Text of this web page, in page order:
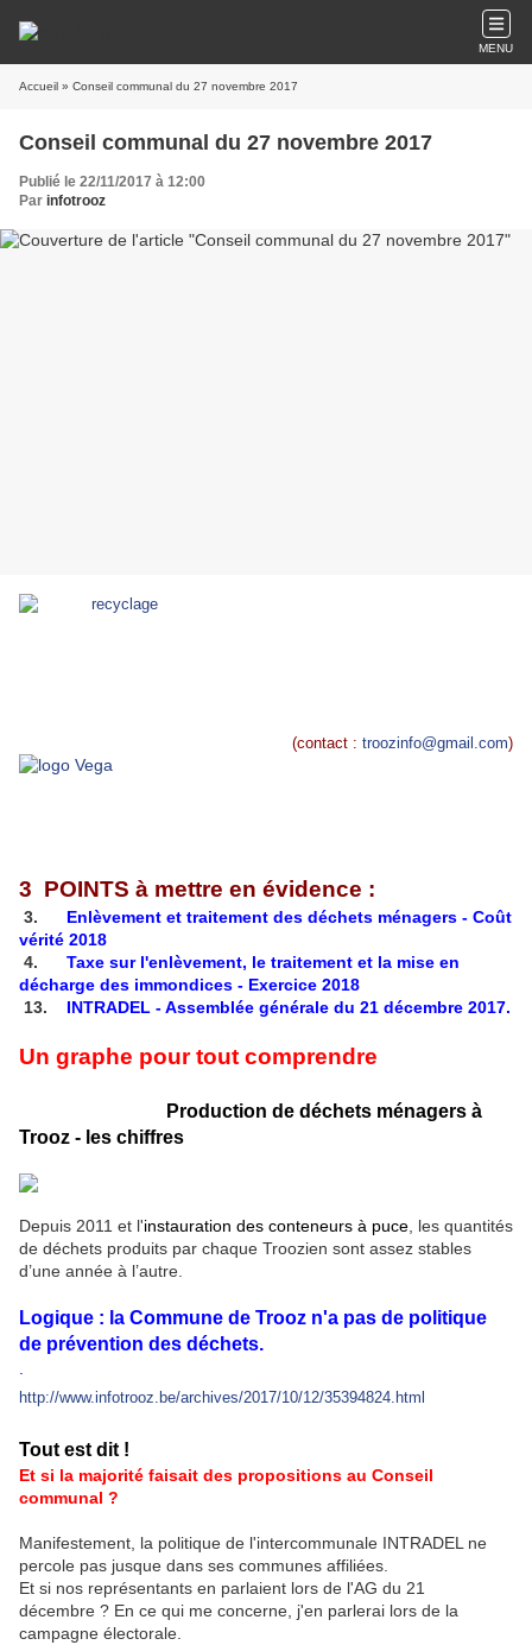
MENU
Accueil » Conseil communal du 27 novembre 2017
Conseil communal du 27 novembre 2017
Publié le 22/11/2017 à 12:00
Par infotrooz
(contact : troozinfo@gmail.com)
3 POINTS à mettre en évidence :
3. Enlèvement et traitement des déchets ménagers - Coût
vérité 2018
4. Taxe sur l'enlèvement, le traitement et la mise en
décharge des immondices - Exercice 2018
13. INTRADEL - Assemblée générale du 21 décembre 2017.
Un graphe pour tout comprendre
Production de déchets ménagers à
Trooz - les chiffres
Depuis 2011 et l'instauration des conteneurs à puce , les quantités
de déchets produits par chaque Troozien sont assez stables
d’une année à l’autre.
Logique : la Commune de Trooz n'a pas de politique
de prévention des déchets.
http://www.infotrooz.be/archives/2017/10/12/35394824.html
Tout est dit !
Et si la majorité faisait des propositions au Conseil
communal ?
Manifestement, la politique de l'intercommunale INTRADEL ne
percole pas jusque dans ses communes affiliées.
Et si nos représentants en parlaient lors de l'AG du 21
décembre ? En ce qui me concerne, j'en parlerai lors de la
campagne électorale.